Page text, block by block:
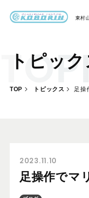
東村
ハ
ブ
トピック
TOP トピックス 足操
2023.11.10
足操作でマ